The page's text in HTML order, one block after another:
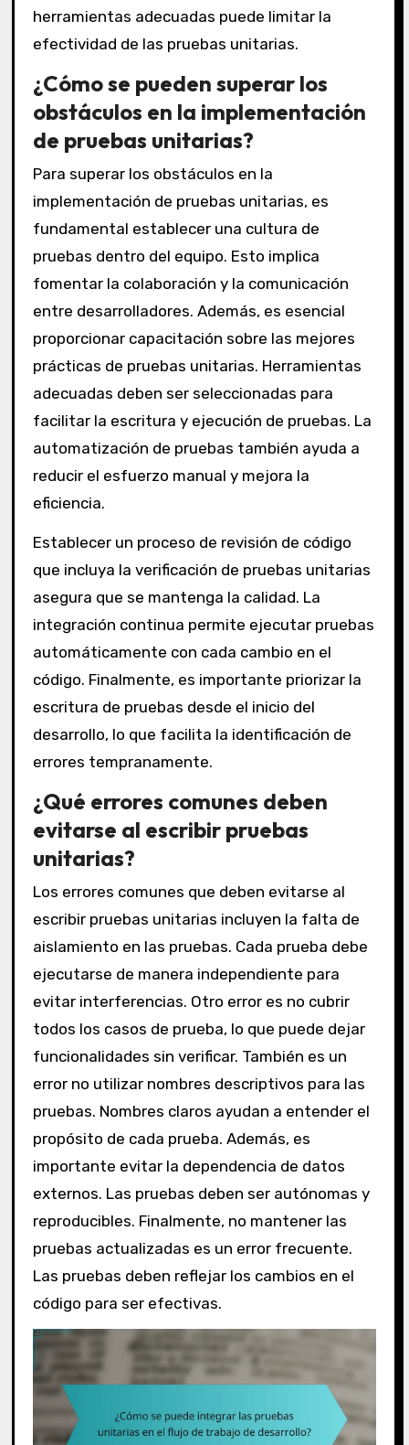
herramientas adecuadas puede limitar la
efectividad de las pruebas unitarias.
¿Cómo se pueden superar los
obstáculos en la implementación
de pruebas unitarias?
Para superar los obstáculos en la
implementación de pruebas unitarias, es
fundamental establecer una cultura de
pruebas dentro del equipo. Esto implica
fomentar la colaboración y la comunicación
entre desarrolladores. Además, es esencial
proporcionar capacitación sobre las mejores
prácticas de pruebas unitarias. Herramientas
adecuadas deben ser seleccionadas para
facilitar la escritura y ejecución de pruebas. La
automatización de pruebas también ayuda a
reducir el esfuerzo manual y mejora la
eficiencia.
Establecer un proceso de revisión de código
que incluya la verificación de pruebas unitarias
asegura que se mantenga la calidad. La
integración continua permite ejecutar pruebas
automáticamente con cada cambio en el
código. Finalmente, es importante priorizar la
escritura de pruebas desde el inicio del
desarrollo, lo que facilita la identificación de
errores tempranamente.
¿Qué errores comunes deben
evitarse al escribir pruebas
unitarias?
Los errores comunes que deben evitarse al
escribir pruebas unitarias incluyen la falta de
aislamiento en las pruebas. Cada prueba debe
ejecutarse de manera independiente para
evitar interferencias. Otro error es no cubrir
todos los casos de prueba, lo que puede dejar
funcionalidades sin verificar. También es un
error no utilizar nombres descriptivos para las
pruebas. Nombres claros ayudan a entender el
propósito de cada prueba. Además, es
importante evitar la dependencia de datos
externos. Las pruebas deben ser autónomas y
reproducibles. Finalmente, no mantener las
pruebas actualizadas es un error frecuente.
Las pruebas deben reflejar los cambios en el
código para ser efectivas.